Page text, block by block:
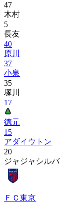
47
木村
5
長友
40
原川
37
小泉
35
塚川
17
徳元
15
アダイウトン
20
ジャジャシルバ
ＦＣ東京